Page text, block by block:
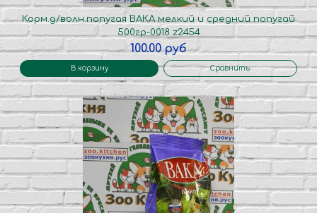
Корм.д/волн.попугая ВАКА мелкий и средний попугай
500гр-0018 z2454
100.00 руб
В корзину Сравнить